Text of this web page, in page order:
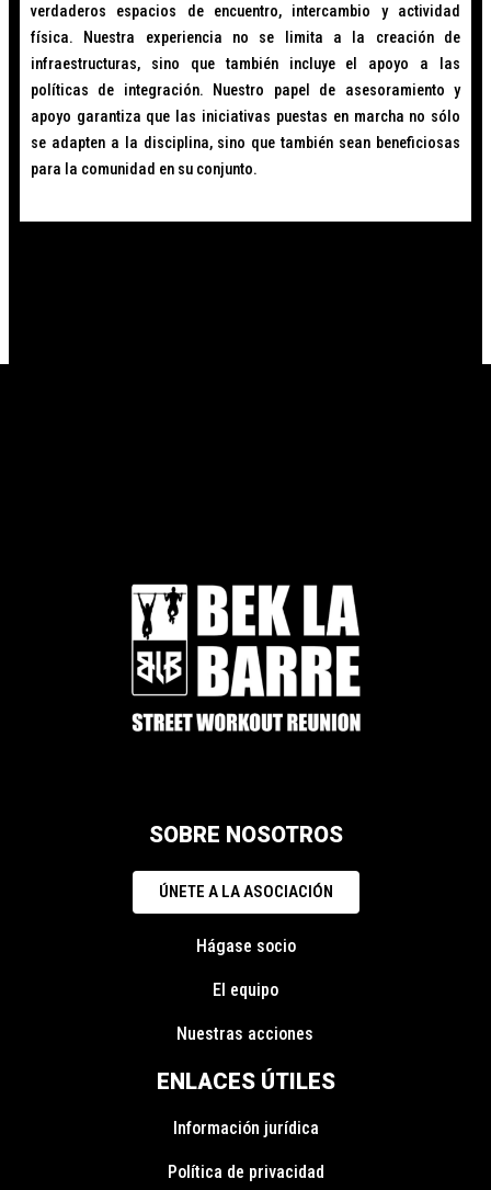
verdaderos espacios de encuentro, intercambio y actividad
física. Nuestra experiencia no se limita a la creación de
infraestructuras, sino que también incluye el apoyo a las
políticas de integración. Nuestro papel de asesoramiento y
apoyo garantiza que las iniciativas puestas en marcha no sólo
se adapten a la disciplina, sino que también sean beneficiosas
para la comunidad en su conjunto.
SOBRE NOSOTROS
ÚNETE A LA ASOCIACIÓN
Hágase socio
El equipo
Nuestras acciones
ENLACES ÚTILES
Información jurídica
Política de privacidad